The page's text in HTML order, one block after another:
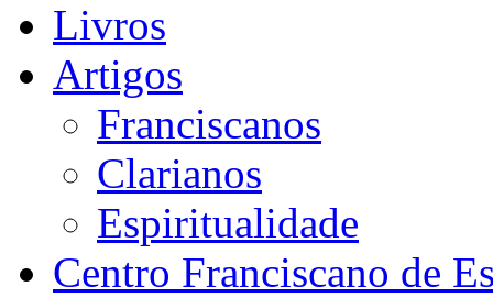
Livros
Artigos
Franciscanos
Clarianos
Espiritualidade
Centro Franciscano de